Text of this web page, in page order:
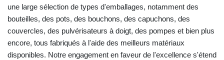
une large sélection de types d'emballages, notamment des
bouteilles, des pots, des bouchons, des capuchons, des
couvercles, des pulvérisateurs à doigt, des pompes et bien plus
encore, tous fabriqués à l'aide des meilleurs matériaux
disponibles. Notre engagement en faveur de l'excellence s'étend